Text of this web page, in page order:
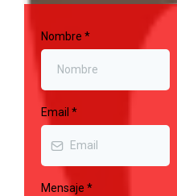
Nombre *
Email *
Mensaje *